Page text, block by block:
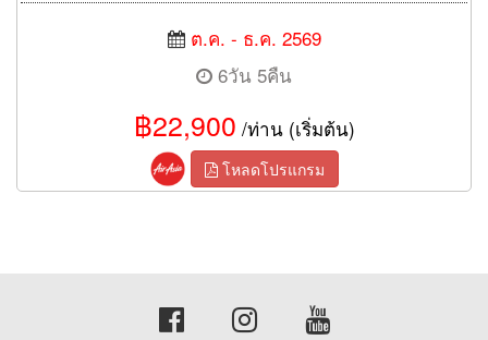
ต.ค. - ธ.ค. 2569
6วัน 5คืน
฿22,900 /ท่าน (เริ่มต้น)
โหลดโปรแกรม